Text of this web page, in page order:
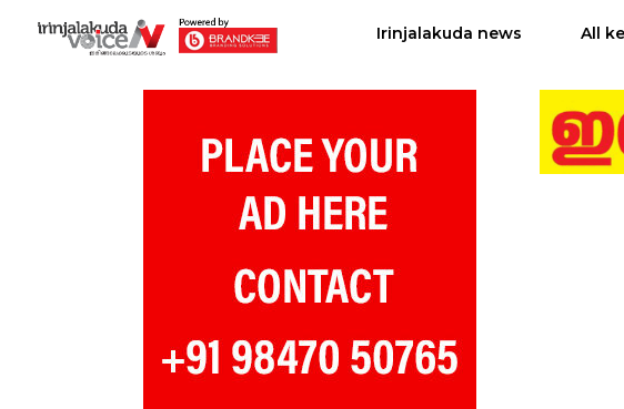
Irinjalakuda news All